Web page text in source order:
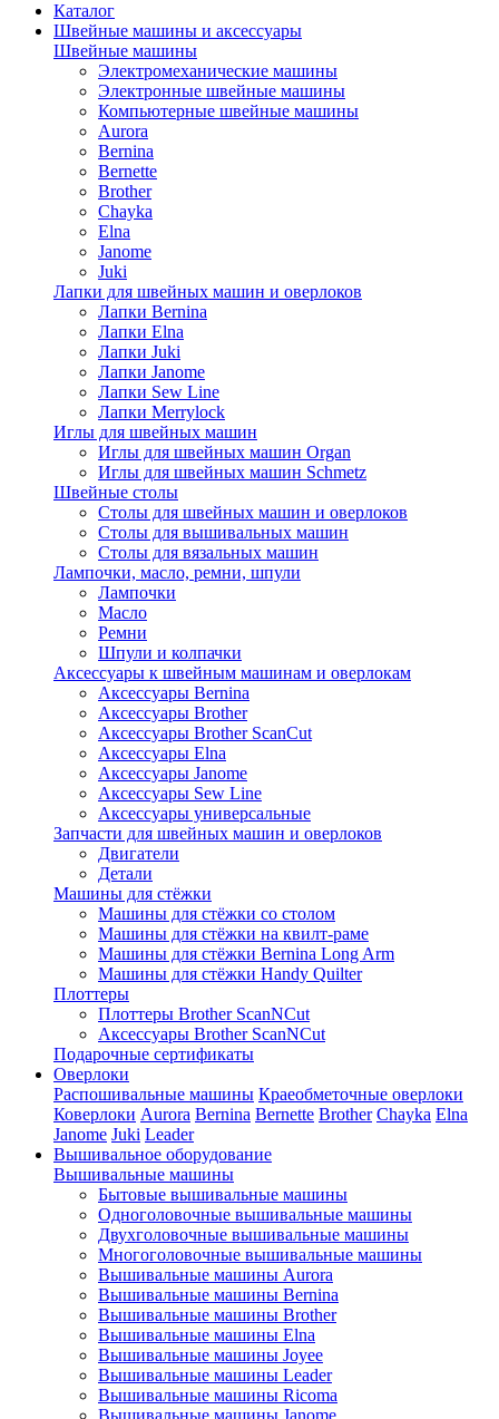
Каталог
Швейные машины и аксессуары
Швейные машины
Электромеханические машины
Электронные швейные машины
Компьютерные швейные машины
Aurora
Bernina
Bernette
Brother
Chayka
Elna
Janome
Juki
Лапки для швейных машин и оверлоков
Лапки Bernina
Лапки Elna
Лапки Juki
Лапки Janome
Лапки Sew Line
Лапки Merrylock
Иглы для швейных машин
Иглы для швейных машин Organ
Иглы для швейных машин Schmetz
Швейные столы
Столы для швейных машин и оверлоков
Столы для вышивальных машин
Столы для вязальных машин
Лампочки, масло, ремни, шпули
Лампочки
Масло
Ремни
Шпули и колпачки
Аксессуары к швейным машинам и оверлокам
Аксессуары Bernina
Аксессуары Brother
Аксессуары Brother ScanCut
Аксессуары Elna
Аксессуары Janome
Аксессуары Sew Line
Аксессуары универсальные
Запчасти для швейных машин и оверлоков
Двигатели
Детали
Машины для стёжки
Машины для стёжки со столом
Машины для стёжки на квилт-раме
Машины для стёжки Bernina Long Arm
Машины для стёжки Handy Quilter
Плоттеры
Плоттеры Brother ScanNCut
Аксессуары Brother ScanNCut
Подарочные сертификаты
Оверлоки
Распошивальные машины Краеобметочные оверлоки
Коверлоки Aurora Bernina Bernette Brother Chayka Elna
Janome Juki Leader
Вышивальное оборудование
Вышивальные машины
Бытовые вышивальные машины
Одноголовочные вышивальные машины
Двухголовочные вышивальные машины
Многоголовочные вышивальные машины
Вышивальные машины Aurora
Вышивальные машины Bernina
Вышивальные машины Brother
Вышивальные машины Elna
Вышивальные машины Joyee
Вышивальные машины Leader
Вышивальные машины Ricoma
Вышивальные машины Janome